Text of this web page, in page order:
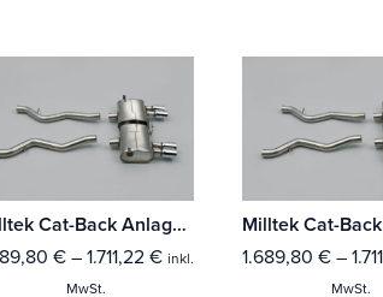
Milltek Cat-Back Anlage BMW 3 Series E93 M3 4.0 V8 Convertible
€ – 1.711,22 € inkl.
MwSt.
1.689,80 € –
MwSt.